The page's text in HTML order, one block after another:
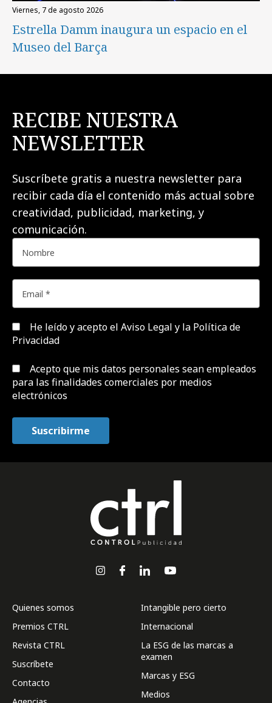
viernes, 7 de agosto 2026
Estrella Damm inaugura un espacio en el
Museo del Barça
RECIBE NUESTRA
NEWSLETTER
Suscríbete gratis a nuestra newsletter para
recibir cada día el contenido más actual sobre
creatividad, publicidad, marketing, y
comunicación.
He leído y acepto el Aviso Legal y la Política de
Privacidad
Acepto que mis datos personales sean empleados
para las finalidades comerciales por medios
electrónicos
Quienes somos
Premios CTRL
Revista CTRL
Suscríbete
Contacto
Intangible pero cierto
Internacional
La ESG de las marcas a
examen
Marcas y ESG
Medios